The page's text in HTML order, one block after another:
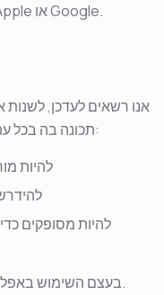
החזר, יש לפנות לתמיכת הלקוחות של Apple או Google.
אנו רשאים לעדכן, לשנות
תכונה בה בכל עת וללא הודעה מוקדמת. עדכונים עשויים:
להיות
להיות מסופקים
בעצם השימוש באפליקציה, הנך מסכים לעדכונים אוטומטיים.